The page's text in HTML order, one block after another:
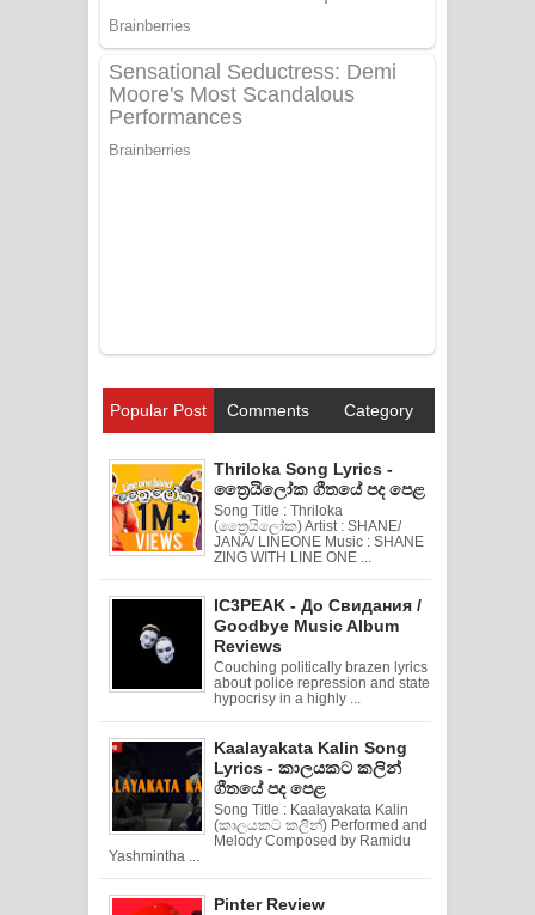
Popular Post Comments Category
Thriloka Song Lyrics -
ත්‍රෛයිලෝක ගීතයේ පද පෙළ
Song Title : Thriloka
(ත්‍රෛයිලෝක) Artist : SHANE/
JANA/ LINEONE Music : SHANE
ZING WITH LINE ONE ...
IC3PEAK - До Свидания /
Goodbye Music Album
Reviews
Couching politically brazen lyrics
about police repression and state
hypocrisy in a highly ...
Kaalayakata Kalin Song
Lyrics - කාලයකට කලින්
ගීතයේ පද පෙළ
Song Title : Kaalayakata Kalin
(කාලයකට කලින්) Performed and
Melody Composed by Ramidu
Yashmintha ...
Pinter Review